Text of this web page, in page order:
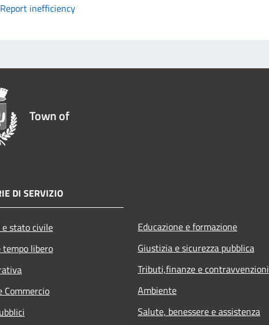
Report inefficiency
Town of
DI SERVIZIO
stato civile
tempo libero
Commercio
Educazione e formazione
Giustizia e sicurezza pubblica
Tributi,finanze e contravvenzioni
Ambiente
Salute, benessere e assistenza